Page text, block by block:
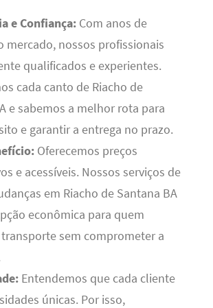
e Confiança: Com anos de
mercado, nossos profissionais
qualificados e experientes.
cada canto de Riacho de
e sabemos a melhor rota para
e garantir a entrega no prazo.
Oferecemos preços
e acessíveis. Nossos serviços de
em Riacho de Santana BA
econômica para quem
sem comprometer a
Entendemos que cada cliente
únicas. Por isso,